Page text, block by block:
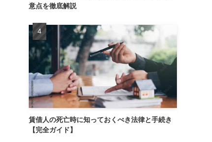
意点を徹底解説
賃借人の死亡時に知っておくべき法律と手続き
【完全ガイド】